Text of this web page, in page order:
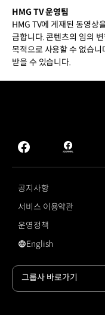
HMG TV 운영팀
HMG TV에 게재된 동영상
금합니다. 콘텐츠의 임의
목적으로 사용할 수 없습니
받을 수 있습니다.
facebook
hmg
journal
공지사항
서비스 이용약관
운영정책
영문 사이트로 이동
English
그룹사 바로가기